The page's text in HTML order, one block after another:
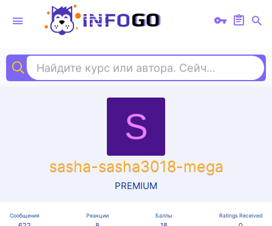
Найдите курс или автора. Сейчас ищут
S
sasha-sasha3018-mega
PREMIUM
Сообщения Реакции Баллы Ratings Received